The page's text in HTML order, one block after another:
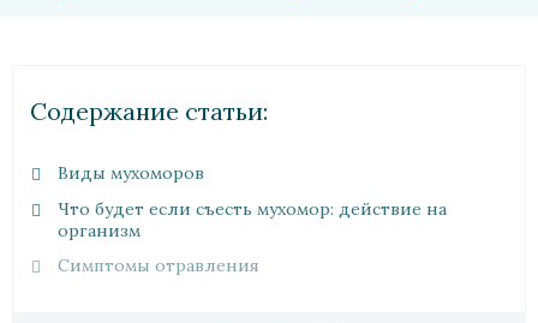
Cодержание статьи:
Виды мухоморов
Что будет если съесть мухомор: действие на
организм
Симптомы отравления